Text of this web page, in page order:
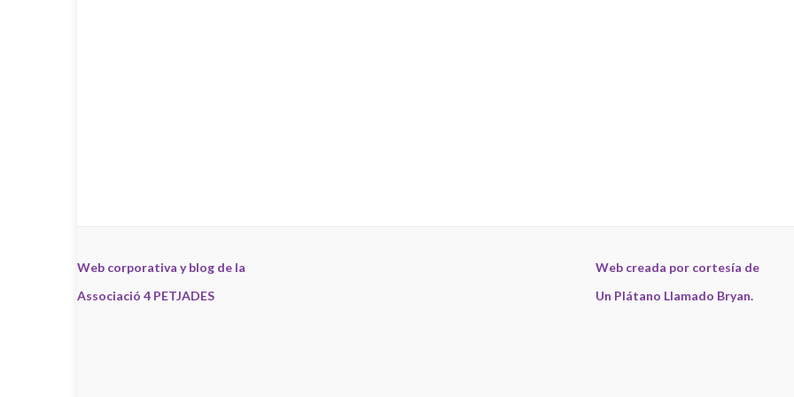
Web corporativa y blog de la
Associació 4 PETJADES
Web creada por cortesía de
Un Plátano Llamado Bryan.